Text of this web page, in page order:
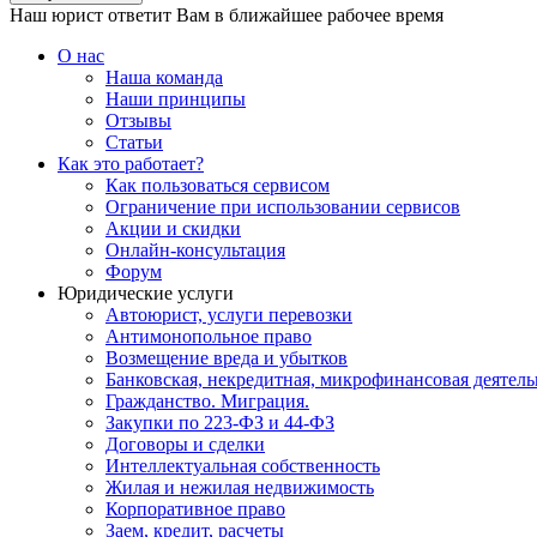
Наш юрист ответит Вам в ближайшее рабочее время
О нас
Наша команда
Наши принципы
Отзывы
Статьи
Как это работает?
Как пользоваться сервисом
Ограничение при использовании сервисов
Акции и скидки
Онлайн-консультация
Форум
Юридические услуги
Автоюрист, услуги перевозки
Антимонопольное право
Возмещение вреда и убытков
Банковская, некредитная, микрофинансовая
Гражданство. Миграция.
Закупки по 223-ФЗ и 44-ФЗ
Договоры и сделки
Интеллектуальная собственность
Жилая и нежилая недвижимость
Корпоративное право
Заем, кредит, расчеты